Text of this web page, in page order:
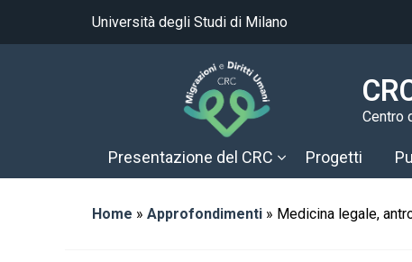
Università degli Studi di Milano
Centro
Presentazione del CRC Progetti
Home » Approfondimenti » Medicina legale,